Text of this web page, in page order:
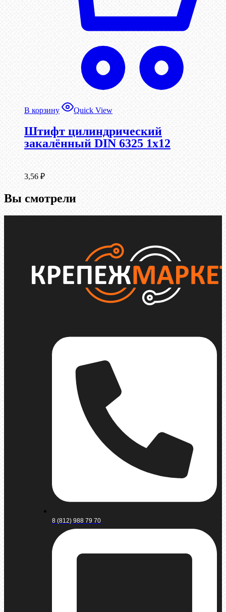
В корзину Quick View
Штифт цилиндрический
закалённый DIN 6325 1х12
3,56 ₽
Вы смотрели
8 (812) 988 79 70